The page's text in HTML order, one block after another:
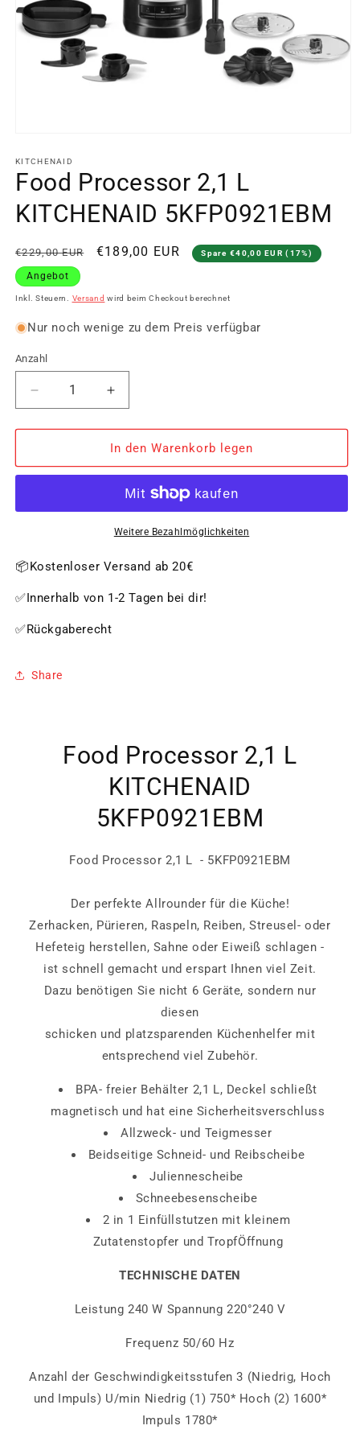
in
Modal
öffnen
KITCHENAID
Food Processor 2,1 L
KITCHENAID 5KFP0921EBM
Normaler
Preis
€229,00 EUR Verkaufspreis
€189,00 EUR Spare €40,00 EUR (17%)
Angebot
Inkl. Steuern. Versand wird beim Checkout berechnet
Nur noch wenige zu dem Preis verfügbar
Anzahl
Verringere
die
Menge
Food
L
KITCHENAID
Erhöhe
die
Menge
für
Food
Processor
2,1
L
KITCHENAID
In den Warenkorb legen
Weitere Bezahlmöglichkeiten
📦Kostenloser Versand ab 20€
✅Innerhalb von 1-2 Tagen bei dir!
✅Rückgaberecht
Share
Food Processor 2,1 L
KITCHENAID
5KFP0921EBM
Food Processor 2,1 L - 5KFP0921EBM
Der perfekte Allrounder für die Küche!
Zerhacken, Pürieren, Raspeln, Reiben, Streusel- oder
Hefeteig herstellen, Sahne oder Eiweiß schlagen -
ist schnell gemacht und erspart Ihnen viel Zeit.
Dazu benötigen Sie nicht 6 Geräte, sondern nur
diesen
schicken und platzsparenden Küchenhelfer mit
entsprechend viel Zubehör.
BPA- freier Behälter 2,1 L, Deckel schließt
magnetisch und hat eine Sicherheitsverschluss
Allzweck- und Teigmesser
Beidseitige Schneid- und Reibscheibe
Juliennescheibe
Schneebesenscheibe
2 in 1 Einfüllstutzen mit kleinem
Zutatenstopfer und TropfÖffnung
TECHNISCHE DATEN
Leistung 240 W Spannung 220°240 V
Frequenz 50/60 Hz
Anzahl der Geschwindigkeitsstufen 3 (Niedrig, Hoch
und Impuls) U/min Niedrig (1) 750* Hoch (2) 1600*
Impuls 1780*